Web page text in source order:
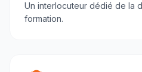
Un interlocuteur dédié de la
formation.